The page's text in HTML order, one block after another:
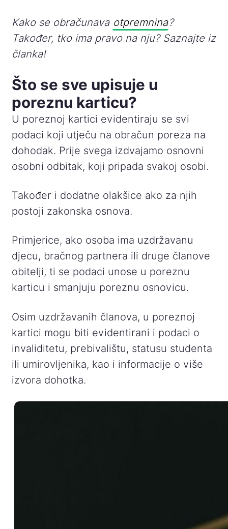
Kako se obračunava otpremnina?
Također, tko ima pravo na nju? Saznajte iz
članka!
Što se sve upisuje u
poreznu karticu?
U poreznoj kartici evidentiraju se svi
podaci koji utječu na obračun poreza na
dohodak. Prije svega izdvajamo osnovni
osobni odbitak, koji pripada svakoj osobi.
Također i dodatne olakšice ako za njih
postoji zakonska osnova.
Primjerice, ako osoba ima uzdržavanu
djecu, bračnog partnera ili druge članove
obitelji, ti se podaci unose u poreznu
karticu i smanjuju poreznu osnovicu.
Osim uzdržavanih članova, u poreznoj
kartici mogu biti evidentirani i podaci o
invaliditetu, prebivalištu, statusu studenta
ili umirovljenika, kao i informacije o više
izvora dohotka.